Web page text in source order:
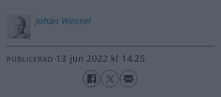
Johan Wessel
PUBLICERAD 13 jun 2022 kl 14.25